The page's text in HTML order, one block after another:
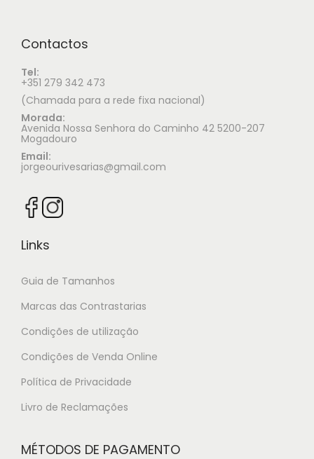
Contactos
Tel:
+351 279 342 473
(Chamada para a rede fixa nacional)
Morada:
Avenida Nossa Senhora do Caminho 42 5200-207
Mogadouro
Email:
jorgeourivesarias@gmail.com
Links
Guia de Tamanhos
Marcas das Contrastarias
Condições de utilização
Condições de Venda Online
Política de Privacidade
Livro de Reclamações
MÉTODOS DE PAGAMENTO